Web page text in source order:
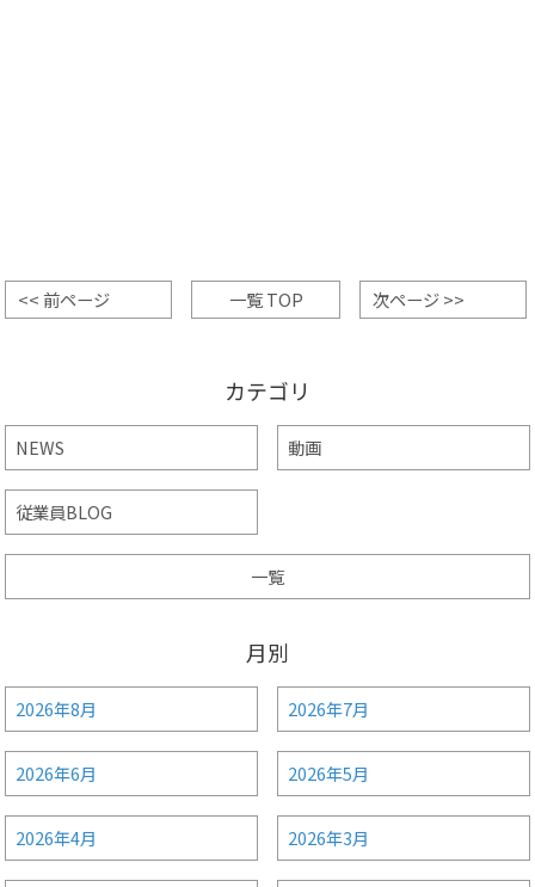
<< 前ページ 一覧 TOP 次ページ >>
カテゴリ
NEWS 動画
従業員BLOG
一覧
月別
2026年8月 2026年7月
2026年6月 2026年5月
2026年4月 2026年3月